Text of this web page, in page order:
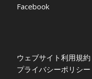
Facebook
ウェブサイト利用規約
プライバシーポリシー